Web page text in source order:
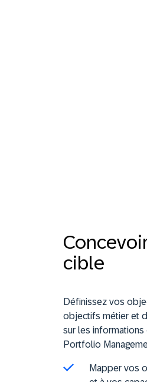
cible
Définissez vos
objectifs métier et
sur les informations
Portfolio
Mapper vos